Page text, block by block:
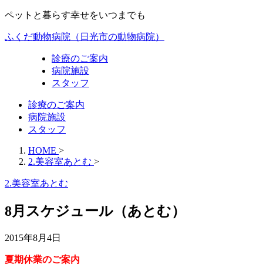
ペットと暮らす幸せをいつまでも
ふくだ動物病院（日光市の動物病院）
診療のご案内
病院施設
スタッフ
診療のご案内
病院施設
スタッフ
HOME >
2.美容室あとむ >
2.美容室あとむ
8月スケジュール（あとむ）
2015年8月4日
夏期休業のご案内